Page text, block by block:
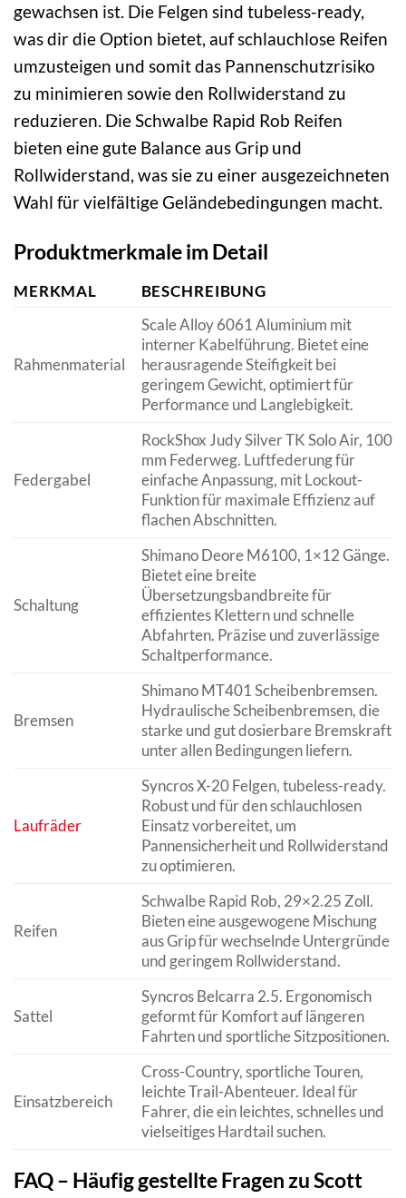
gewachsen ist. Die Felgen sind tubeless-ready,
was dir die Option bietet, auf schlauchlose Reifen
umzusteigen und somit das Pannenschutzrisiko
zu minimieren sowie den Rollwiderstand zu
reduzieren. Die Schwalbe Rapid Rob Reifen
bieten eine gute Balance aus Grip und
Rollwiderstand, was sie zu einer ausgezeichneten
Wahl für vielfältige Geländebedingungen macht.
Produktmerkmale im Detail
MERKMAL BESCHREIBUNG
Rahmenmaterial
Scale Alloy 6061 Aluminium mit
interner Kabelführung. Bietet eine
herausragende Steifigkeit bei
geringem Gewicht, optimiert für
Performance und Langlebigkeit.
Federgabel
RockShox Judy Silver TK Solo Air, 100
mm Federweg. Luftfederung für
einfache Anpassung, mit Lockout-
Funktion für maximale Effizienz auf
flachen Abschnitten.
Schaltung
Shimano Deore M6100, 1×12 Gänge.
Bietet eine breite
Übersetzungsbandbreite für
effizientes Klettern und schnelle
Abfahrten. Präzise und zuverlässige
Schaltperformance.
Bremsen
Shimano MT401 Scheibenbremsen.
Hydraulische Scheibenbremsen, die
starke und gut dosierbare Bremskraft
unter allen Bedingungen liefern.
Laufräder
Syncros X-20 Felgen, tubeless-ready.
Robust und für den schlauchlosen
Einsatz vorbereitet, um
Pannensicherheit und Rollwiderstand
zu optimieren.
Reifen
Schwalbe Rapid Rob, 29×2.25 Zoll.
Bieten eine ausgewogene Mischung
aus Grip für wechselnde Untergründe
und geringem Rollwiderstand.
Sattel
Syncros Belcarra 2.5. Ergonomisch
geformt für Komfort auf längeren
Fahrten und sportliche Sitzpositionen.
Einsatzbereich
Cross-Country, sportliche Touren,
leichte Trail-Abenteuer. Ideal für
Fahrer, die ein leichtes, schnelles und
vielseitiges Hardtail suchen.
FAQ – Häufig gestellte Fragen zu Scott